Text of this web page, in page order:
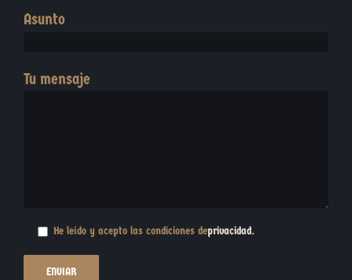
Asunto
Tu mensaje
He leído y acepto las condiciones deprivacidad.